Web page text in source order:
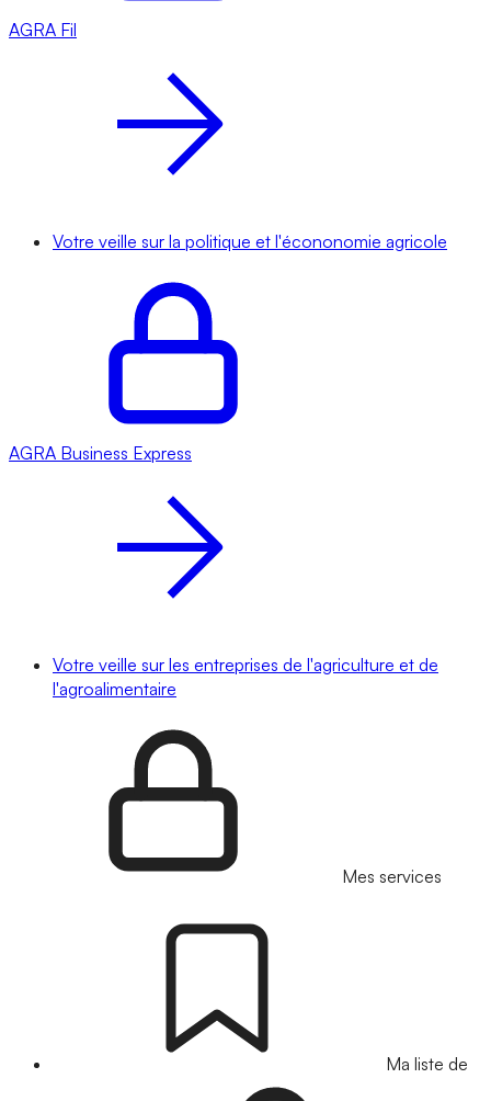
AGRA Fil
Votre veille sur la politique et l'écononomie agricole
AGRA Business Express
Votre veille sur les entreprises de l'agriculture et de
l'agroalimentaire
Mes services
Ma liste de